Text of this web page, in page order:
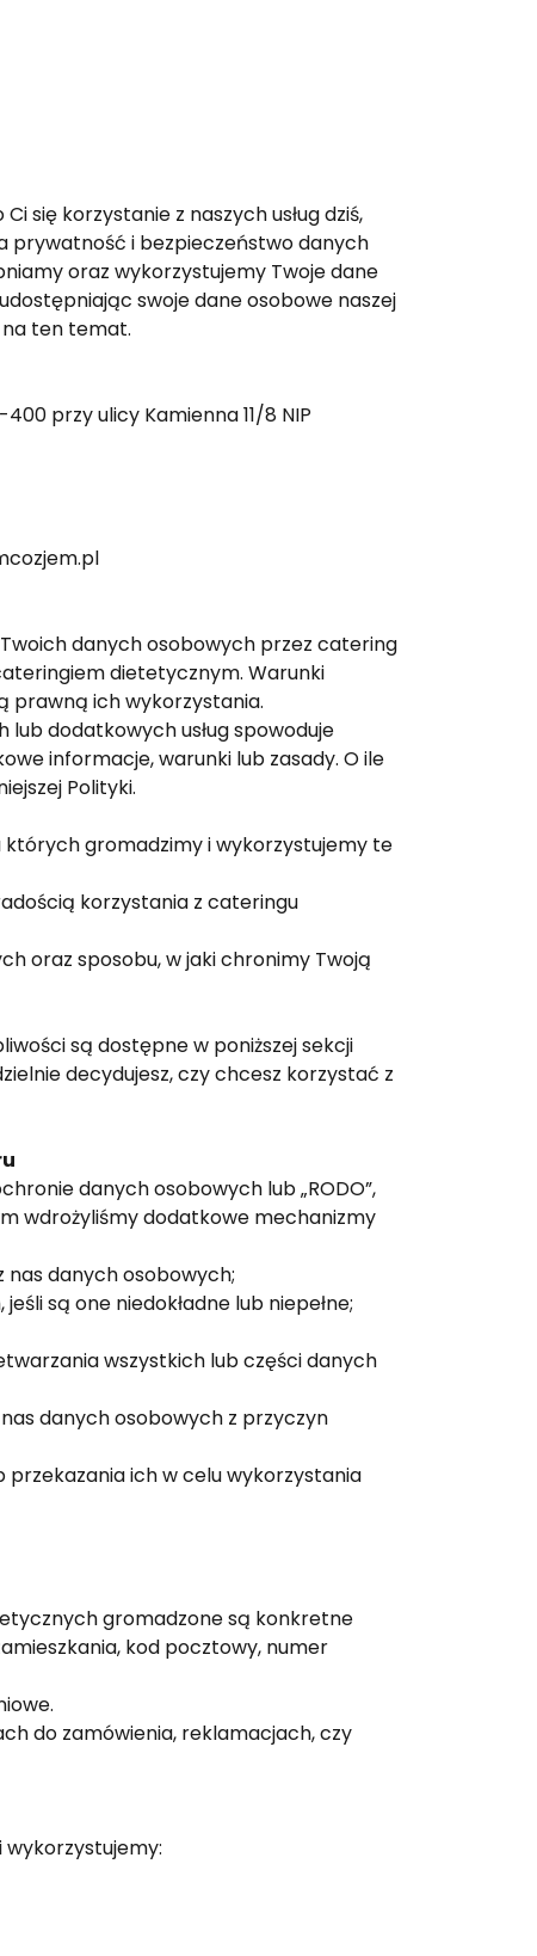
się korzystanie z naszych usług dziś,
prywatność i bezpieczeństwo danych
oraz wykorzystujemy Twoje dane
swoje dane osobowe naszej
na ten temat.
przy ulicy Kamienna 11/8 NIP
danych osobowych przez catering
dietetycznym. Warunki
prawną ich wykorzystania.
dodatkowych usług spowoduje
informacje, warunki lub zasady. O ile
Polityki.
których gromadzimy i wykorzystujemy te
korzystania z cateringu
oraz sposobu, w jaki chronimy Twoją
są dostępne w poniższej sekcji
decydujesz, czy chcesz korzystać z
danych osobowych lub „RODO”,
wdrożyliśmy dodatkowe mechanizmy
danych osobowych;
są one niedokładne lub niepełne;
wszystkich lub części danych
danych osobowych z przyczyn
ich w celu wykorzystania
gromadzone są konkretne
kod pocztowy, numer
do zamówienia, reklamacjach, czy